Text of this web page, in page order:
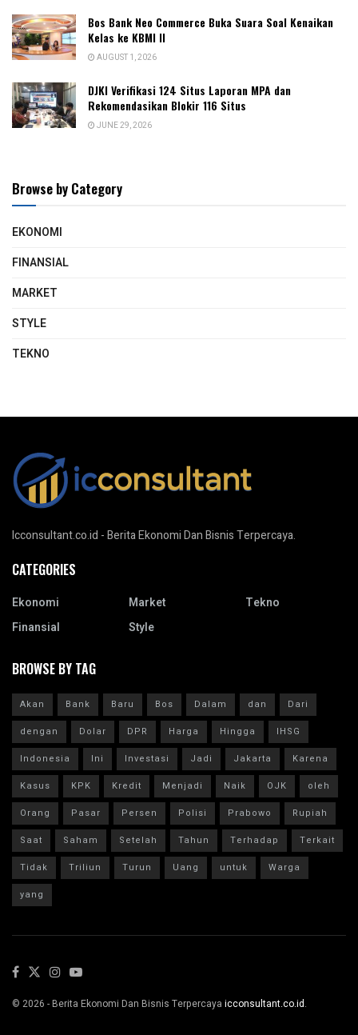
Bos Bank Neo Commerce Buka Suara Soal Kenaikan
Kelas ke KBMI II
AUGUST 1, 2026
DJKI Verifikasi 124 Situs Laporan MPA dan
Rekomendasikan Blokir 116 Situs
JUNE 29, 2026
Browse by Category
EKONOMI
FINANSIAL
MARKET
STYLE
TEKNO
Icconsultant.co.id - Berita Ekonomi Dan Bisnis Terpercaya.
CATEGORIES
Ekonomi
Finansial
Market
Style
Tekno
BROWSE BY TAG
Akan Bank Baru Bos Dalam dan
Dari
dengan
Dolar DPR Harga Hingga
IHSG
Indonesia
Ini Investasi Jadi Jakarta
Karena
Kasus
KPK Kredit Menjadi Naik OJK
oleh
Orang
Pasar Persen Polisi Prabowo
Rupiah
Saat
Saham Setelah Tahun Terhadap
Terkait
Tidak
Triliun Turun Uang untuk
Warga
yang
© 2026 - Berita Ekonomi Dan Bisnis Terpercaya icconsultant.co.id.